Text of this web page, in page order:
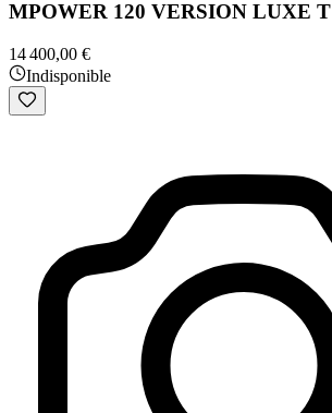
MPOWER 120 VERSION LUXE T
14 400,00 €
Indisponible